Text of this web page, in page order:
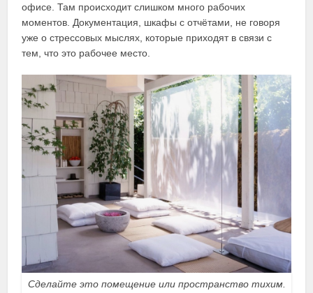
офисе. Там происходит слишком много рабочих
моментов. Документация, шкафы с отчётами, не говоря
уже о стрессовых мыслях, которые приходят в связи с
тем, что это рабочее место.
Сделайте это помещение или пространство тихим.